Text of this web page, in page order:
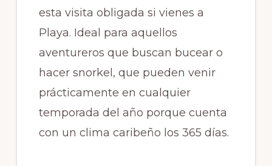
esta visita obligada si vienes a
Playa. Ideal para aquellos
aventureros que buscan bucear o
hacer snorkel, que pueden venir
prácticamente en cualquier
temporada del año porque cuenta
con un clima caribeño los 365 días.